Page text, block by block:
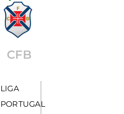
CFB
LIGA
PORTUGAL